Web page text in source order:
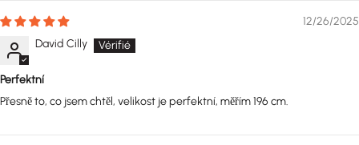
12/26/2025
David Cilly
Perfektní
Přesně to, co jsem chtěl, velikost je perfektní, měřím 196 cm.